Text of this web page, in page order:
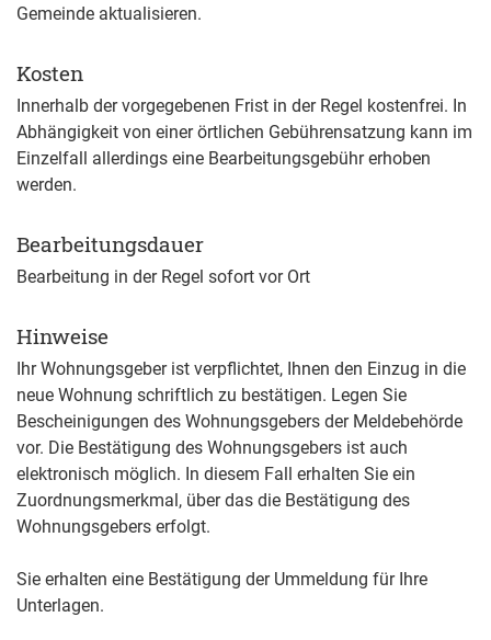
Gemeinde aktualisieren.
Kosten
Innerhalb der vorgegebenen Frist in der Regel kostenfrei. In
Abhängigkeit von einer örtlichen Gebührensatzung kann im
Einzelfall allerdings eine Bearbeitungsgebühr erhoben
werden.
Bearbeitungsdauer
Bearbeitung in der Regel sofort vor Ort
Hinweise
Ihr Wohnungsgeber ist verpflichtet, Ihnen den Einzug in die
neue Wohnung schriftlich zu bestätigen. Legen Sie
Bescheinigungen des Wohnungsgebers der Meldebehörde
vor. Die Bestätigung des Wohnungsgebers ist auch
elektronisch möglich. In diesem Fall erhalten Sie ein
Zuordnungsmerkmal, über das die Bestätigung des
Wohnungsgebers erfolgt.
Sie erhalten eine Bestätigung der Ummeldung für Ihre
Unterlagen.